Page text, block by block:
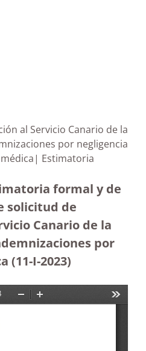
al Servicio Canario de la
por negligencia
médica| Estimatoria
formal y de
solicitud de
Canario de la
por
(11-I-2023)